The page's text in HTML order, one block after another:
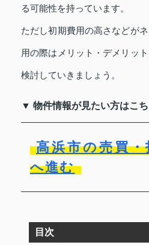
る可能性を持っています。
ただし初期費用の高さなどが
用の際はメリット・デメリッ
検討していきましょう。
▼ 物件情報が見たい方はこ
高浜市の売買
へ進む
目次